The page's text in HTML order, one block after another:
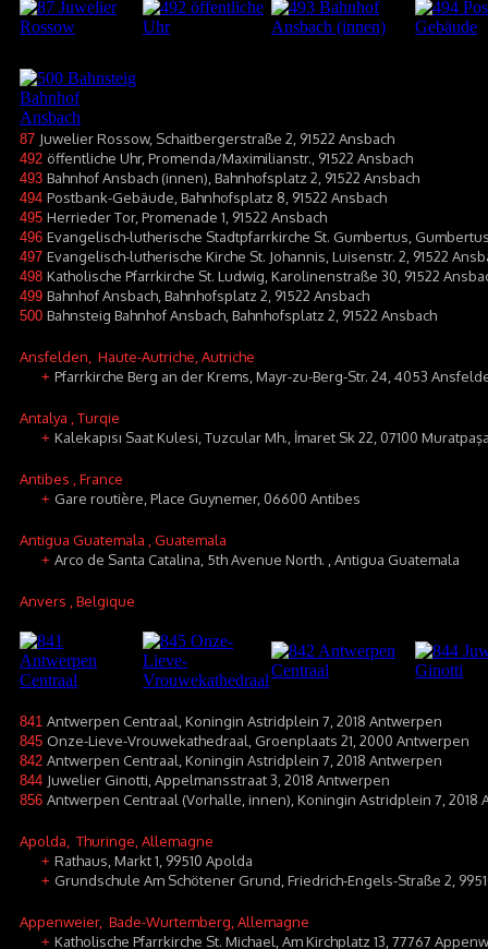
87 Juwelier Rossow, Schaitbergerstraße 2, 91522 Ansbach
492 öffentliche Uhr, Promenda/Maximilianstr., 91522 Ansbach
493 Bahnhof Ansbach (innen), Bahnhofsplatz 2, 91522 Ansbach
494 Postbank-Gebäude, Bahnhofsplatz 8, 91522 Ansbach
495 Herrieder Tor, Promenade 1, 91522 Ansbach
496 Evangelisch-lutherische Stadtpfarrkirche St. Gumbertus,
497 Evangelisch-lutherische Kirche St. Johannis, Luisenstr. 2, 91522
498 Katholische Pfarrkirche St. Ludwig, Karolinenstraße 30, 91522
499 Bahnhof Ansbach, Bahnhofsplatz 2, 91522 Ansbach
500 Bahnsteig Bahnhof Ansbach, Bahnhofsplatz 2, 91522 Ansbach
Ansfelden , Haute-Autriche, Autriche
+ Pfarrkirche Berg an der Krems, Mayr-zu-Berg-Str. 24, 4053
Antalya , Turqie
+ Kalekapısı Saat Kulesi, Tuzcular Mh., İmaret Sk 22, 07100
Antibes , France
+ Gare routière, Place Guynemer, 06600 Antibes
Antigua Guatemala , Guatemala
+ Arco de Santa Catalina, 5th Avenue North. , Antigua Guatemala
Anvers , Belgique
841 Antwerpen Centraal, Koningin Astridplein 7, 2018 Antwerpen
845 Onze-Lieve-Vrouwekathedraal, Groenplaats 21, 2000 Antwerpen
842 Antwerpen Centraal, Koningin Astridplein 7, 2018 Antwerpen
844 Juwelier Ginotti, Appelmansstraat 3, 2018 Antwerpen
856 Antwerpen Centraal (Vorhalle, innen), Koningin Astridplein 7, 2018
Apolda , Thuringe, Allemagne
+ Rathaus, Markt 1, 99510 Apolda
+ Grundschule Am Schötener Grund, Friedrich-Engels-Straße 2,
Appenweier, Bade-Wurtemberg, Allemagne
+ Katholische Pfarrkirche St. Michael, Am Kirchplatz 13, 77767